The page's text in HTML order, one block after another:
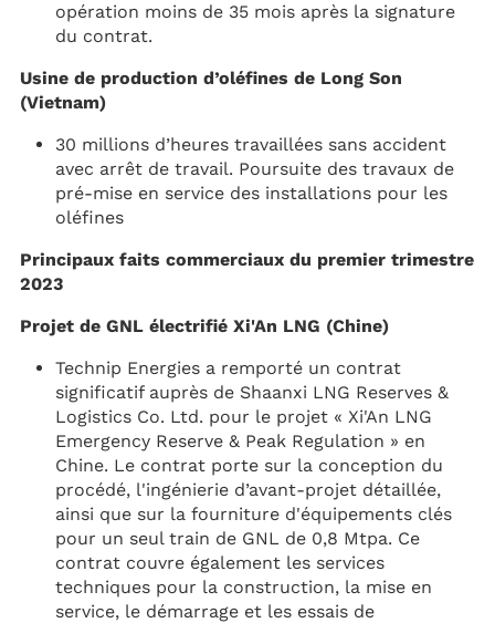
opération moins de 35 mois après la signature
du contrat.
Usine de production d’oléfines de Long Son
(Vietnam)
30 millions d’heures travaillées sans accident
avec arrêt de travail. Poursuite des travaux de
pré-mise en service des installations pour les
oléfines
Principaux faits commerciaux du premier trimestre
2023
Projet de GNL électrifié Xi'An LNG (Chine)
Technip Energies a remporté un contrat
significatif auprès de Shaanxi LNG Reserves &
Logistics Co. Ltd. pour le projet « Xi'An LNG
Emergency Reserve & Peak Regulation » en
Chine. Le contrat porte sur la conception du
procédé, l'ingénierie d’avant-projet détaillée,
ainsi que sur la fourniture d'équipements clés
pour un seul train de GNL de 0,8 Mtpa. Ce
contrat couvre également les services
techniques pour la construction, la mise en
service, le démarrage et les essais de